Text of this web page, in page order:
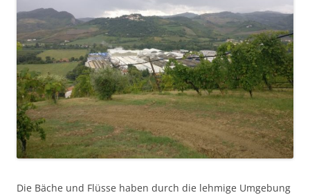
Die Bäche und Flüsse haben durch die lehmige Umgebung